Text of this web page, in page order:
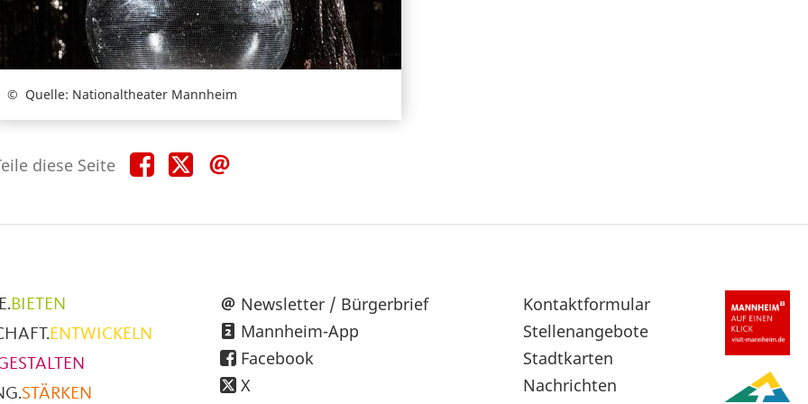
Quelle: Nationaltheater Mannheim
diese Seite Teile
diese
Teile
diese
BIETEN
ENTWICKELN
STÄRKEN
Newsletter / Bürgerbrief
Mannheim-App
Facebook
X
Sekundärnavigation
im
Fußbereich
Kontaktformular
Stellenangebote
Stadtkarten
Nachrichten